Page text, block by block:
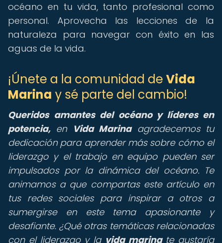
océano en tu vida, tanto profesional como
personal. Aprovecha las lecciones de la
naturaleza para navegar con éxito en las
aguas de la vida.
¡Únete a la comunidad de Vida
Marina y sé parte del cambio!
Queridos amantes del océano y líderes en
potencia, en Vida Marinaagradecemos tu
dedicación para aprender más sobre cómo el
liderazgo y el trabajo en equipo pueden ser
impulsados por la dinámica del océano. Te
animamos a que compartas este artículo en
tus redes sociales para inspirar a otros a
sumergirse en este tema apasionante y
desafiante. ¿Qué otras temáticas relacionadas
con el liderazgo y la vida marinate gustaría